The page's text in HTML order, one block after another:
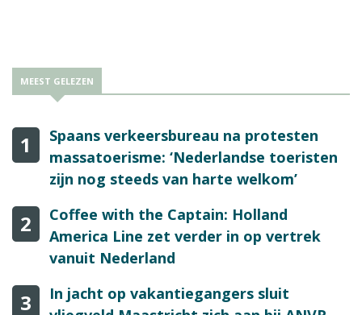
MEEST GELEZEN
1
Spaans verkeersbureau na protesten
massatoerisme: ‘Nederlandse toeristen
zijn nog steeds van harte welkom’
2
Coffee with the Captain: Holland
America Line zet verder in op vertrek
vanuit Nederland
3
In jacht op vakantiegangers sluit